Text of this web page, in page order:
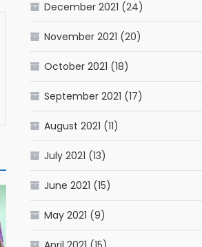
December 2021 (24)
November 2021 (20)
October 2021 (18)
September 2021 (17)
August 2021 (11)
July 2021 (13)
June 2021 (15)
May 2021 (9)